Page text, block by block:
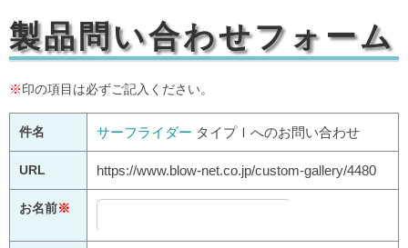
製品問い合わせフォーム
※印の項目は必ずご記入ください。
件名 サーフライダー タイプⅠへのお問い合わせ
URL https://www.blow-net.co.jp/custom-gallery/4480
お名前※